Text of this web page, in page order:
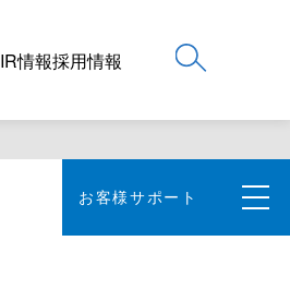
IR情報採用情報
お客様サポート